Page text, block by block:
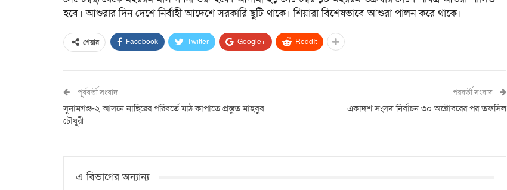
হবে। আশুরার দিন দেশে নির্বাহী আদেশে সরকারি ছুটি থাকে। শিয়ারা বিশেষভাবে আশুরা পালন করে থাকে।
শেয়ার Facebook Twitter Google+ ReddIt
পূর্ববর্তী সংবাদ
সুনামগঞ্জ-২ আসনে নাছিরের পরিবর্তে মাঠ কাপাতে প্রস্তুত মাহবুব
চৌধুরী
পরবর্তী সংবাদ
একাদশ সংসদ নির্বাচন ৩০ অক্টোবরের পর তফসিল
এ বিভাগের অন্যান্য